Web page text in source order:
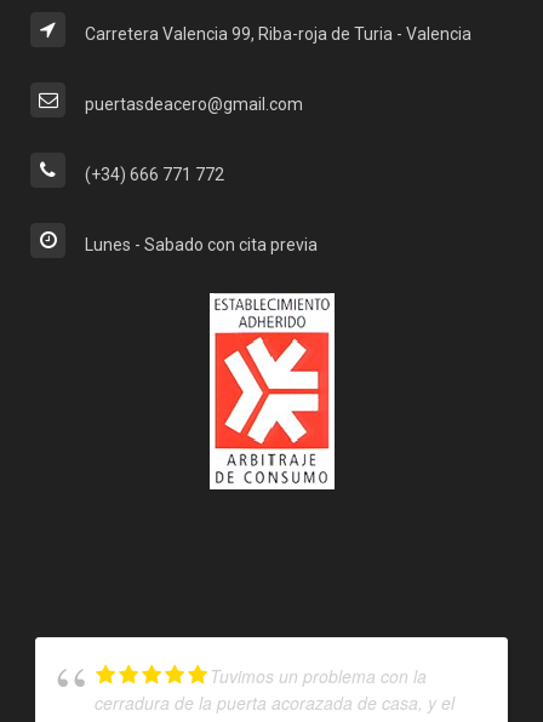
Carretera Valencia 99, Riba-roja de Turia - Valencia
puertasdeacero@gmail.com
(+34) 666 771 772
Lunes - Sabado con cita previa
Tuvimos un problema con la
cerradura de la puerta acorazada de casa, y el